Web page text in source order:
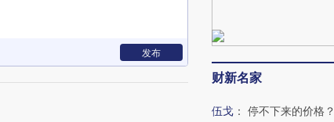
发布
财新名家
伍戈 ： 停不下来的价格？